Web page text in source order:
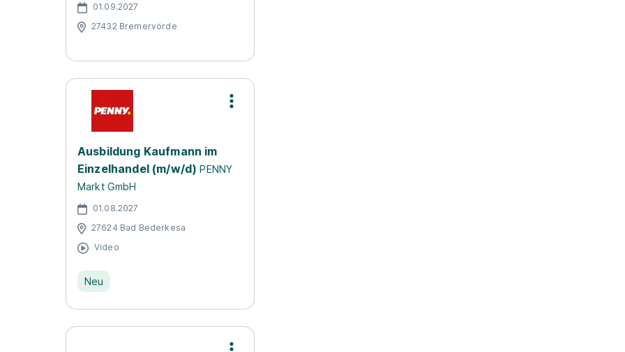
01.09.2027
27432 Bremervörde
Ausbildung Kaufmann im
Einzelhandel (m/w/d) PENNY
Markt GmbH
01.08.2027
27624 Bad Bederkesa
Video
Neu